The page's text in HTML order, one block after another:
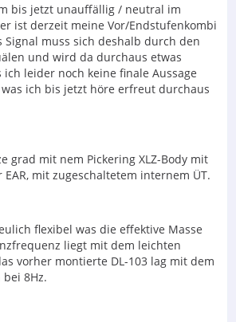
bis jetzt unauffällig / neutral im
ist derzeit meine Vor/Endstufenkombi
Signal muss sich deshalb durch den
und wird da durchaus etwas
ich leider noch keine finale Aussage
ich bis jetzt höre erfreut durchaus
grad mit nem Pickering XLZ-Body mit
EAR, mit zugeschaltetem internem ÜT.
flexibel was die effektive Masse
liegt mit dem leichten
vorher montierte DL-103 lag mit dem
8Hz.